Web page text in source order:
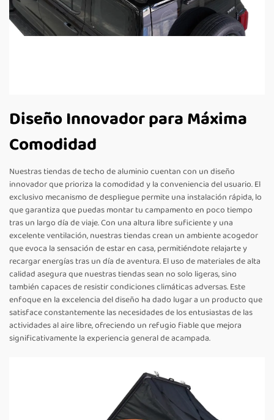
Diseño Innovador para Máxima
Comodidad
Nuestras tiendas de techo de aluminio cuentan con un diseño
innovador que prioriza la comodidad y la conveniencia del usuario. El
exclusivo mecanismo de despliegue permite una instalación rápida, lo
que garantiza que puedas montar tu campamento en poco tiempo
tras un largo día de viaje. Con una altura libre suficiente y una
excelente ventilación, nuestras tiendas crean un ambiente acogedor
que evoca la sensación de estar en casa, permitiéndote relajarte y
recargar energías tras un día de aventura. El uso de materiales de alta
calidad asegura que nuestras tiendas sean no solo ligeras, sino
también capaces de resistir condiciones climáticas adversas. Este
enfoque en la excelencia del diseño ha dado lugar a un producto que
satisface constantemente las necesidades de los entusiastas de las
actividades al aire libre, ofreciendo un refugio fiable que mejora
significativamente la experiencia general de acampada.